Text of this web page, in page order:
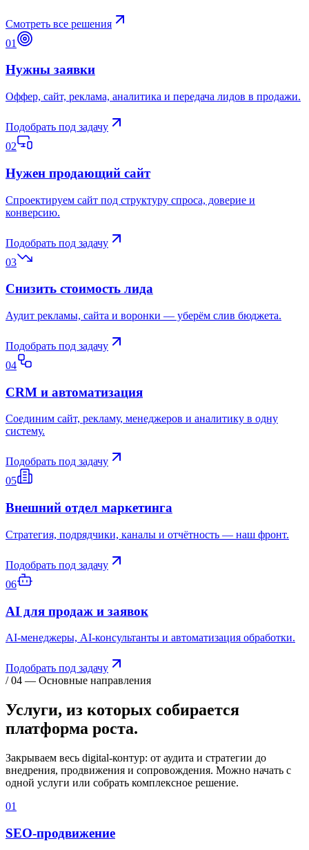
Смотреть все решения
01
Нужны заявки
Оффер, сайт, реклама, аналитика и передача лидов в продажи.
Подобрать под задачу
02
Нужен продающий сайт
Спроектируем сайт под структуру спроса, доверие и
конверсию.
Подобрать под задачу
03
Снизить стоимость лида
Аудит рекламы, сайта и воронки — уберём слив бюджета.
Подобрать под задачу
04
CRM и автоматизация
Соединим сайт, рекламу, менеджеров и аналитику в одну
систему.
Подобрать под задачу
05
Внешний отдел маркетинга
Стратегия, подрядчики, каналы и отчётность — наш фронт.
Подобрать под задачу
06
AI для продаж и заявок
AI‑менеджеры, AI‑консультанты и автоматизация обработки.
Подобрать под задачу
/ 04 — Основные направления
Услуги, из которых собирается
платформа роста.
Закрываем весь digital‑контур: от аудита и стратегии до
внедрения, продвижения и сопровождения. Можно начать с
одной услуги или собрать комплексное решение.
01
SEO‑продвижение